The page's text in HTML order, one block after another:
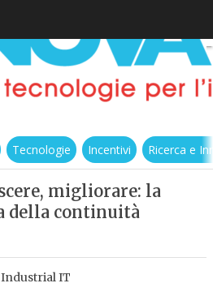
Tecnologie Incentivi Ricerca e
migliorare: la
della continuità
Industrial IT